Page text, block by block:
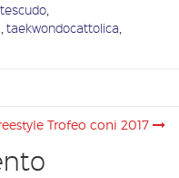
taekwondocattolica
Trofeo coni 2017